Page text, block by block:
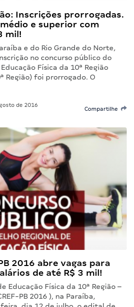
Inscrições prorrogadas.
e superior com
mil!
e do Rio Grande do Norte,
no concurso público do
Física da 10ª Região
Região) foi prorrogado. O
de 2016
Compartilhe
2016 abre vagas para
de até R$ 3 mil!
Educação Física da 10ª Região –
PB 2016 ), na Paraíba,